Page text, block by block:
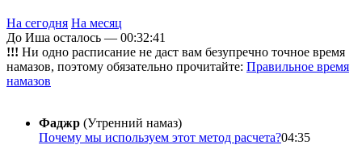
На сегодня На месяц
До Иша осталось — 00:32:41
!!! Ни одно расписание не даст вам безупречно точное время
намазов, поэтому обязательно прочитайте: Правильное время
намазов
Фаджр (Утренний намаз)
Почему мы используем этот метод расчета?04:35